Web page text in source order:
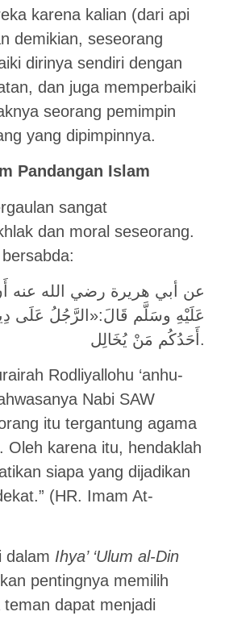
karena kalian (dari api
demikian, seseorang
dirinya sendiri dengan
dan juga memperbaiki
seorang pemimpin
yang dipimpinnya.
Pandangan Islam
sangat
dan moral seseorang.
عن أبي هريرة رضي الله عنه
عَلَيْهِ وسَلَّم قَالَ:«الرَّجُلُ عَلَى
أَحَدُكُم مَنْ يُخَالِل.
Rodliyallohu ‘anhu-
Nabi SAW
itu tergantung agama
Oleh karena itu, hendaklah
siapa yang dijadikan
(HR. Imam At-
dalam Ihya’ ‘Ulum al-Din
pentingnya memilih
dapat menjadi